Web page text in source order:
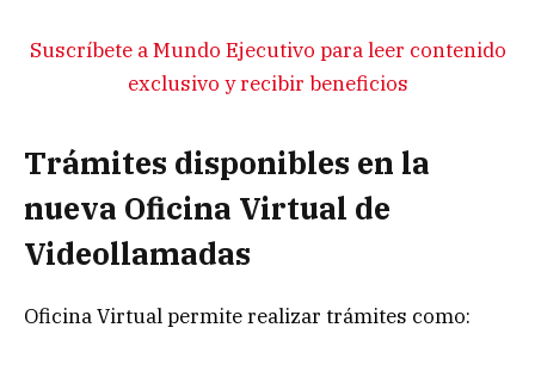
Suscríbete a Mundo Ejecutivo para leer contenido
exclusivo y recibir beneficios
Trámites disponibles en la
nueva Oficina Virtual de
Videollamadas
Oficina Virtual permite realizar trámites como: